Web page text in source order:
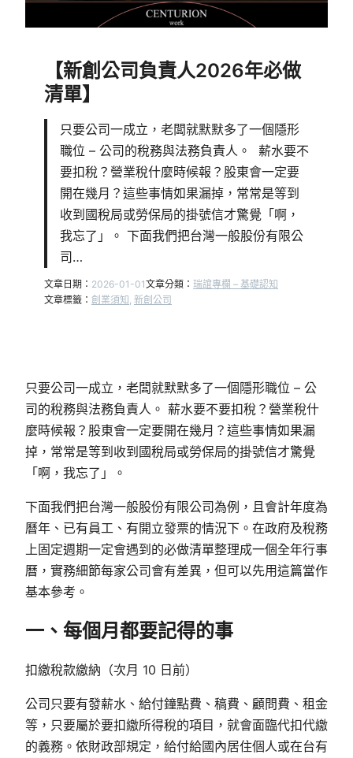
【新創公司負責人2026年必做
清單】
只要公司一成立，老闆就默默多了一個隱形
職位 – 公司的稅務與法務負責人。 薪水要不
要扣稅？營業稅什麼時候報？股東會一定要
開在幾月？這些事情如果漏掉，常常是等到
收到國稅局或勞保局的掛號信才驚覺「啊，
我忘了」。 下面我們把台灣一般股份有限公
司…
文章日期： 2026-01-01文章分類： 瑞誼專欄 – 基礎認知
文章標籤： 創業須知 新創公司
只要公司一成立，老闆就默默多了一個隱形職位 – 公
司的稅務與法務負責人。 薪水要不要扣稅？營業稅什
麼時候報？股東會一定要開在幾月？這些事情如果漏
掉，常常是等到收到國稅局或勞保局的掛號信才驚覺
「啊，我忘了」。
下面我們把台灣一般股份有限公司為例，且會計年度為
曆年、已有員工、有開立發票的情況下。在政府及稅務
上固定週期一定會遇到的必做清單整理成一個全年行事
曆，實務細節每家公司會有差異，但可以先用這篇當作
基本參考。
一、每個月都要記得的事
扣繳稅款繳納（次月 10 日前）
公司只要有發薪水、給付鐘點費、稿費、顧問費、租金
等，只要屬於要扣繳所得稅的項目，就會面臨代扣代繳
的義務。依財政部規定，給付給國內居住個人或在台有